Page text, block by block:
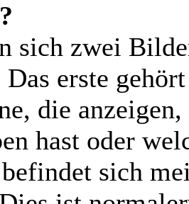
sich zwei
erste
die
hast oder
sich